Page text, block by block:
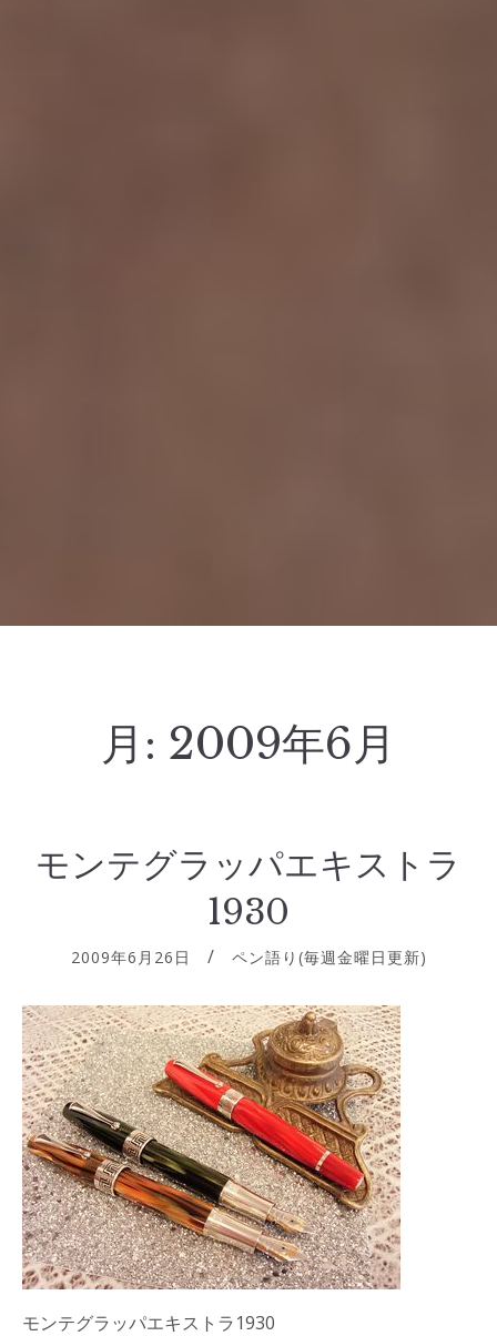
月: 2009年6月
モンテグラッパエキストラ
1930
2009年6月26日 ペン語り(毎週金曜日更新)
モンテグラッパエキストラ1930